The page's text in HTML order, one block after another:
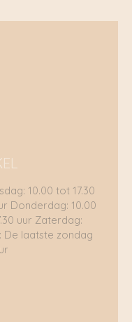
10.00 tot 17.30
Donderdag: 10.00
uur Zaterdag:
De laatste zondag